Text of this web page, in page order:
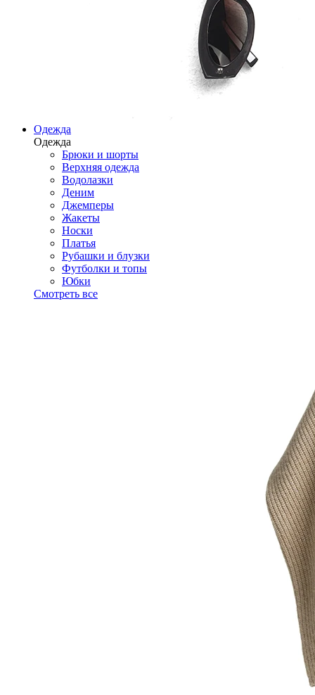
Одежда
Одежда
Брюки и шорты
Верхняя одежда
Водолазки
Деним
Джемперы
Жакеты
Носки
Платья
Рубашки и блузки
Футболки и топы
Юбки
Смотреть все